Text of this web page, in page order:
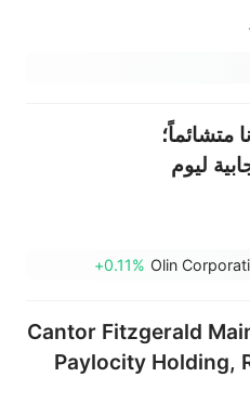
متشائماً؛
إيجابية ليوم
Olin
+0.11%
Cantor Fitzgerald
Paylocity Holding,